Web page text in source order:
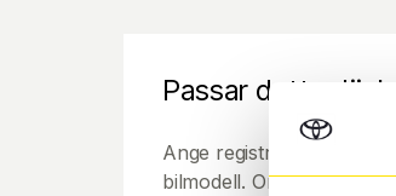
Passar detta
Ange
bilmodell. Om du köper